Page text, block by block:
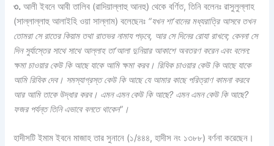
৩. আলী ইবনে আবী তালিব (রাদিয়াল্লাহু আনহু) থেকে বর্ণিত, তিনি বলেনঃ রাসুলুল্লাহ
(সাল্লাল্লাহু আলাইহি ওয়া সাল্লাম) বলেছেনঃ “যখন শা‘বানের মধ্যরাত্রি আসবে তখন
তোমরা সে রাতের কিয়াম তথা রাতভর নামায পড়বে, আর সে দিনের রোযা রাখবে; কেননা সে
দিন সুর্যাস্তের সাথে সাথে আল্লাহ তা‘আলা দুনিয়ার আকাশে অবতরণ করেন এবং বলেন:
ক্ষমা চাওয়ার কেউ কি আছে যাকে আমি ক্ষমা করব। রিযিক চাওয়ার কেউ কি আছে যাকে
আমি রিযিক দেব। সমস্যাগ্রস্ত কেউ কি আছে যে আমার কাছে পরিত্রাণ কামনা করবে
আর আমি তাকে উদ্ধার করব। এমন এমন কেউ কি আছে? এমন এমন কেউ কি আছে?
ফজর পর্যন্ত তিনি এভাবে বলতে থাকেন”।
হাদীসটি ইমাম ইবনে মাজাহ তার সুনানে (১/৪৪৪, হাদীস নং ১৩৮৮) বর্ণনা করেছেন।